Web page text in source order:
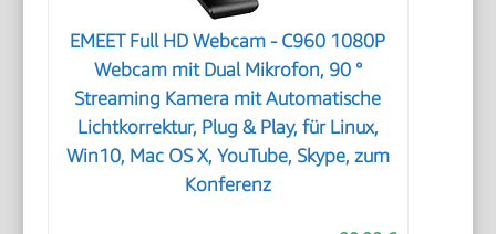
EMEET Full HD Webcam - C960 1080P
Webcam mit Dual Mikrofon, 90 °
Streaming Kamera mit Automatische
Lichtkorrektur, Plug & Play, für Linux,
Win10, Mac OS X, YouTube, Skype, zum
Konferenz